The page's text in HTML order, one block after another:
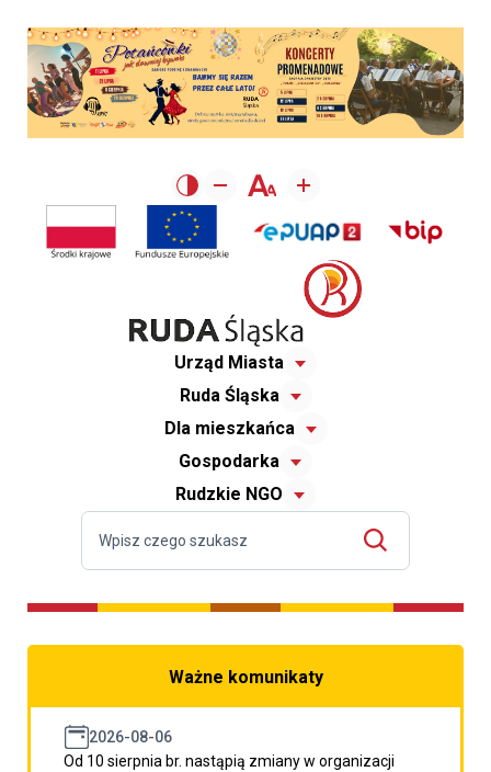
Urząd Miasta
Ruda Śląska
Dla mieszkańca
Gospodarka
Rudzkie NGO
Ważne komunikaty
2026-08-06
Od 10 sierpnia br. nastąpią zmiany w organizacji